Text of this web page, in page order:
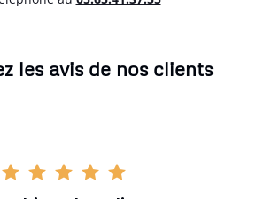
les avis de nos clients